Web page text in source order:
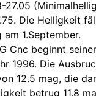
27.05
Die Helligkeit
1.September.
Cnc beginnt
1996. Die
12.5 mag, die
betrug 11.8